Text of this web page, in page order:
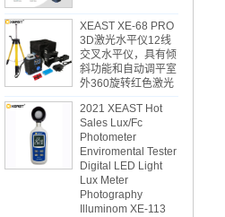
XEAST XE-68 PRO
3D激光水平仪12线
交叉水平仪，具有倾
斜功能和自动调平室
外360旋转红色激光
2021 XEAST Hot
Sales Lux/Fc
Photometer
Enviromental Tester
Digital LED Light
Lux Meter
Photography
Illuminom XE-113